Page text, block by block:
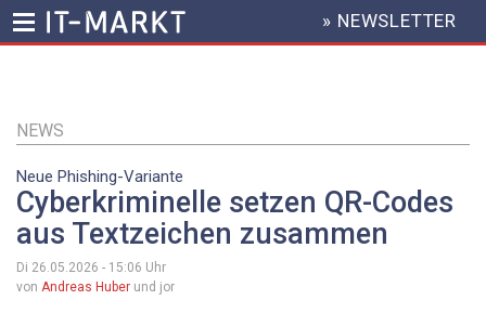
Inhalt
HEADER
MENU
» NEWSLETTER
NEWS
Neue Phishing-Variante
Cyberkriminelle setzen QR-Codes
aus Textzeichen zusammen
Di 26.05.2026 - 15:06 Uhr
von Andreas Huber und jor